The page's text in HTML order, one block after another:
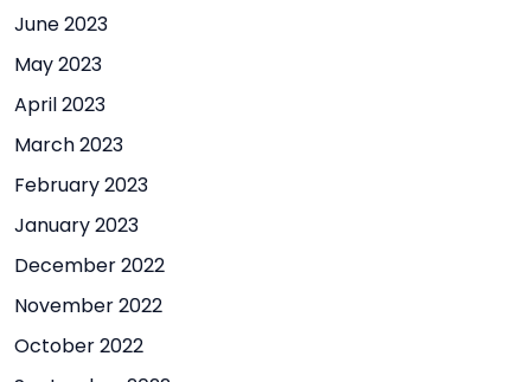
June 2023
May 2023
April 2023
March 2023
February 2023
January 2023
December 2022
November 2022
October 2022